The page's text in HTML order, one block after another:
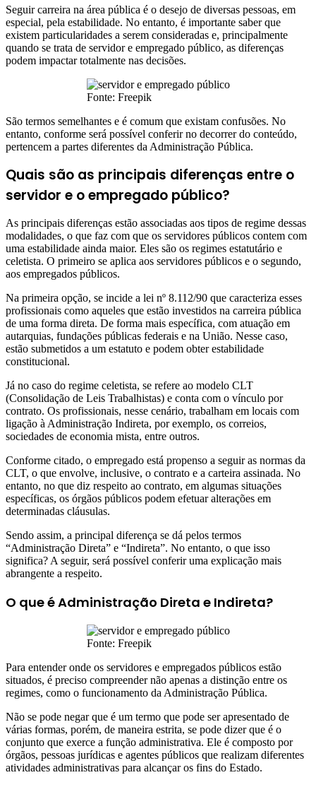
Seguir carreira na área pública é o desejo de diversas pessoas, em
especial, pela estabilidade. No entanto, é importante saber que
existem particularidades a serem consideradas e, principalmente
quando se trata de servidor e empregado público, as diferenças
podem impactar totalmente nas decisões.
Fonte: Freepik
São termos semelhantes e é comum que existam confusões. No
entanto, conforme será possível conferir no decorrer do conteúdo,
pertencem a partes diferentes da Administração Pública.
Quais são as principais diferenças entre o
servidor e o empregado público?
As principais diferenças estão associadas aos tipos de regime dessas
modalidades, o que faz com que os servidores públicos contem com
uma estabilidade ainda maior. Eles são os regimes estatutário e
celetista. O primeiro se aplica aos servidores públicos e o segundo,
aos empregados públicos.
Na primeira opção, se incide a lei nº 8.112/90 que caracteriza esses
profissionais como aqueles que estão investidos na carreira pública
de uma forma direta. De forma mais específica, com atuação em
autarquias, fundações públicas federais e na União. Nesse caso,
estão submetidos a um estatuto e podem obter estabilidade
constitucional.
Já no caso do regime celetista, se refere ao modelo CLT
(Consolidação de Leis Trabalhistas) e conta com o vínculo por
contrato. Os profissionais, nesse cenário, trabalham em locais com
ligação à Administração Indireta, por exemplo, os correios,
sociedades de economia mista, entre outros.
Conforme citado, o empregado está propenso a seguir as normas da
CLT, o que envolve, inclusive, o contrato e a carteira assinada. No
entanto, no que diz respeito ao contrato, em algumas situações
específicas, os órgãos públicos podem efetuar alterações em
determinadas cláusulas.
Sendo assim, a principal diferença se dá pelos termos
“Administração Direta” e “Indireta”. No entanto, o que isso
significa? A seguir, será possível conferir uma explicação mais
abrangente a respeito.
O que é Administração Direta e Indireta?
Fonte: Freepik
Para entender onde os servidores e empregados públicos estão
situados, é preciso compreender não apenas a distinção entre os
regimes, como o funcionamento da Administração Pública.
Não se pode negar que é um termo que pode ser apresentado de
várias formas, porém, de maneira estrita, se pode dizer que é o
conjunto que exerce a função administrativa. Ele é composto por
órgãos, pessoas jurídicas e agentes públicos que realizam diferentes
atividades administrativas para alcançar os fins do Estado.